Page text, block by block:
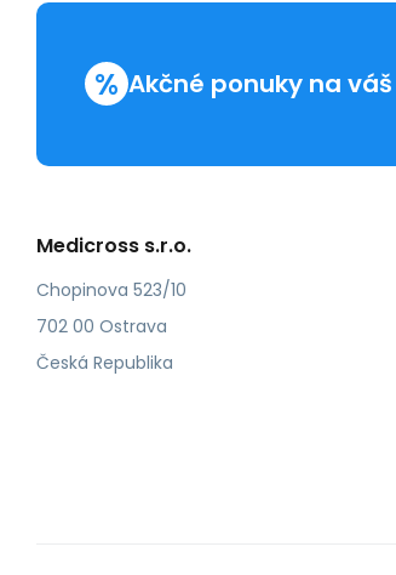
% Akčné ponuky na
Medicross s.r.o.
Chopinova 523/10
702 00 Ostrava
Česká Republika